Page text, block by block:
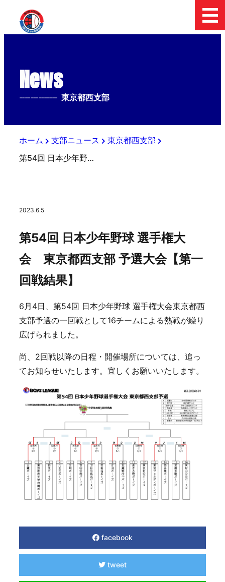
News
-------------- 東京都西支部
ホーム 支部ニュース
東京都西支部
第54回 日本少年野球 選手権大会 東京都西支部 予選大会【第一回戦結果】
2023.6.5
第54回 日本少年野球 選手権大
会 東京都西支部 予選大会【第一
回戦結果】
6月4日、第54回 日本少年野球 選手権大会東京都西
支部予選の一回戦として16チームによる熱戦が繰り
広げられました。
尚、2回戦以降の日程・開催場所については、追っ
てお知らせいたします。宜しくお願いいたします。
facebook
tweet